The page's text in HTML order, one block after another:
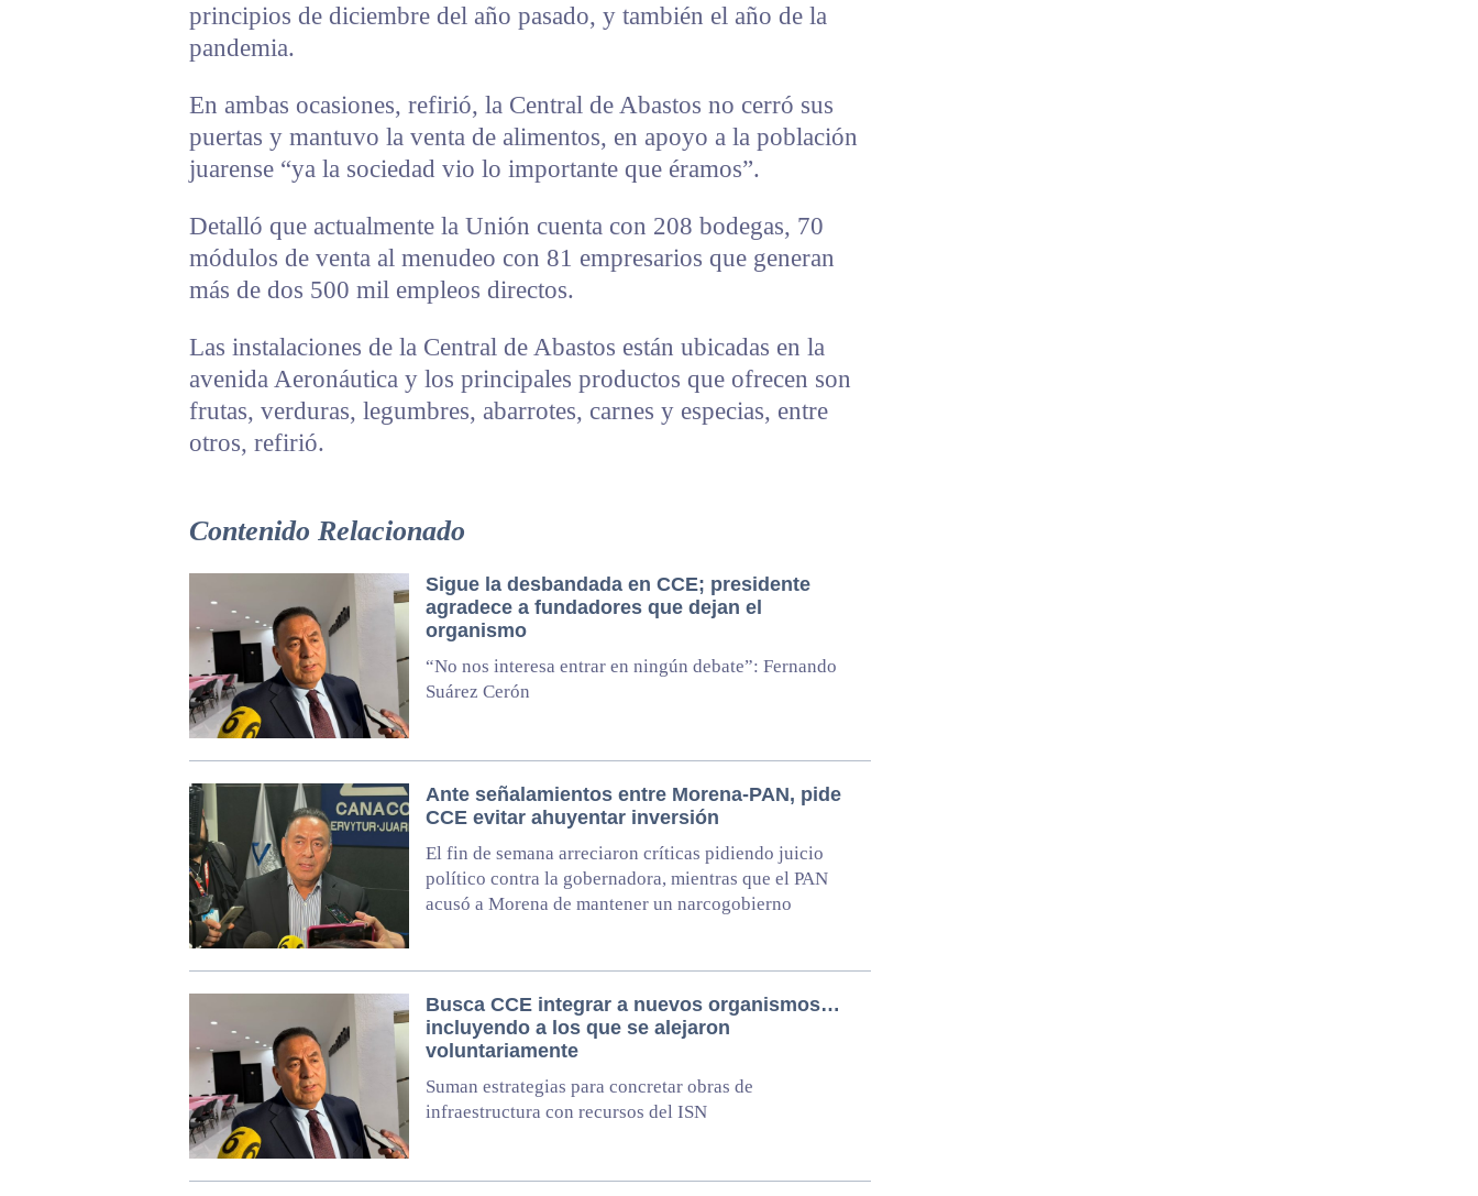
principios de diciembre del año pasado, y también el año de la
pandemia.
En ambas ocasiones, refirió, la Central de Abastos no cerró sus
puertas y mantuvo la venta de alimentos, en apoyo a la población
juarense “ya la sociedad vio lo importante que éramos”.
Detalló que actualmente la Unión cuenta con 208 bodegas, 70
módulos de venta al menudeo con 81 empresarios que generan
más de dos 500 mil empleos directos.
Las instalaciones de la Central de Abastos están ubicadas en la
avenida Aeronáutica y los principales productos que ofrecen son
frutas, verduras, legumbres, abarrotes, carnes y especias, entre
otros, refirió.
Contenido Relacionado
Sigue la desbandada en CCE; presidente
agradece a fundadores que dejan el
organismo
“No nos interesa entrar en ningún debate”: Fernando
Suárez Cerón
Ante señalamientos entre Morena-PAN, pide
CCE evitar ahuyentar inversión
El fin de semana arreciaron críticas pidiendo juicio
político contra la gobernadora, mientras que el PAN
acusó a Morena de mantener un narcogobierno
Busca CCE integrar a nuevos organismos…
incluyendo a los que se alejaron
voluntariamente
Suman estrategias para concretar obras de
infraestructura con recursos del ISN